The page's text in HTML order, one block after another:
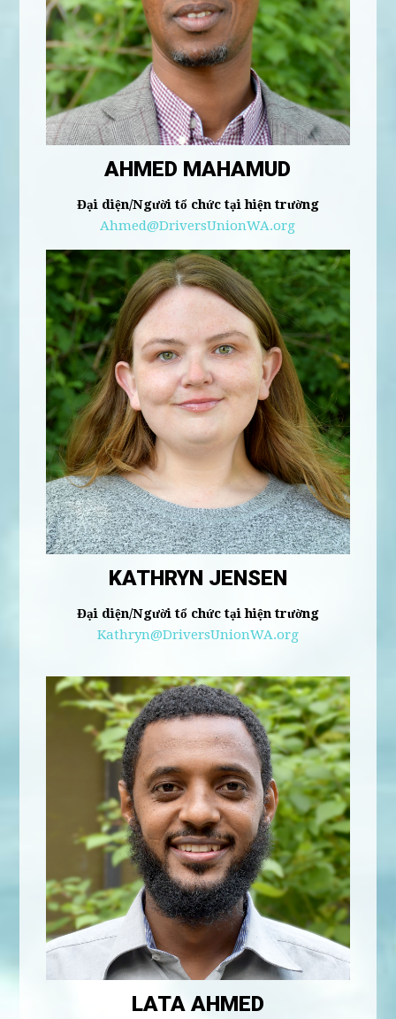
AHMED MAHAMUD
Đại diện/Người tổ chức tại hiện trường
Ahmed@DriversUnionWA.org
KATHRYN JENSEN
Đại diện/Người tổ chức tại hiện trường
Kathryn@DriversUnionWA.org
LATA AHMED